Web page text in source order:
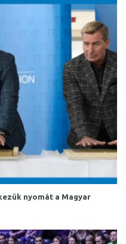
nyomát a Magyar